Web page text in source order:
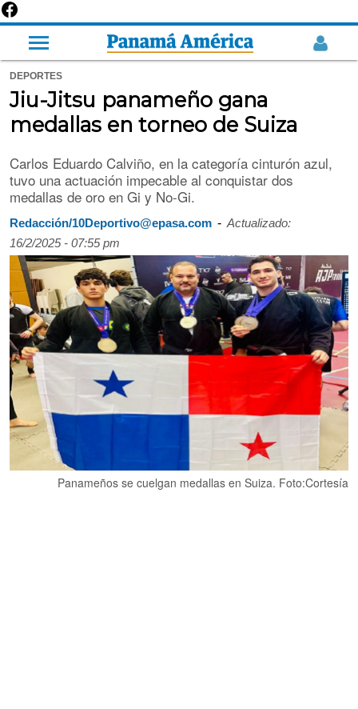
DEPORTES
Jiu-Jitsu panameño gana
medallas en torneo de Suiza
Carlos Eduardo Calviño, en la categoría cinturón azul,
tuvo una actuación impecable al conquistar dos
medallas de oro en Gi y No-Gi.
Redacción/10Deportivo@epasa.com - Actualizado:
16/2/2025 - 07:55 pm
Panameños se cuelgan medallas en Suiza. Foto:Cortesía